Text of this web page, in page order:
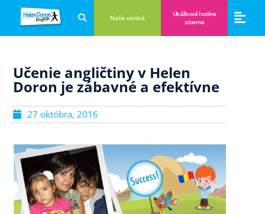
Naše centrá
Ukážková hodina
zdarma
Učenie angličtiny v Helen
Doron je zábavné a efektívne
27 októbra, 2016